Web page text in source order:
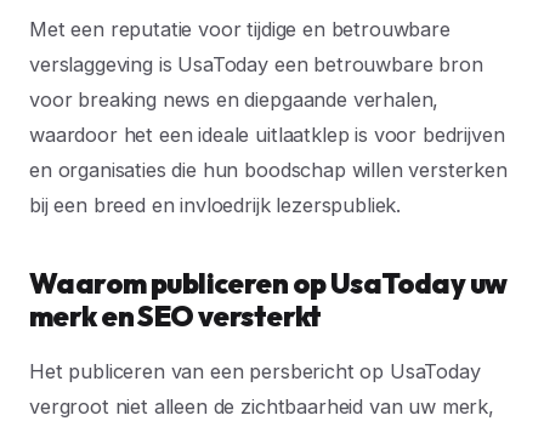
Met een reputatie voor tijdige en betrouwbare
verslaggeving is UsaToday een betrouwbare bron
voor breaking news en diepgaande verhalen,
waardoor het een ideale uitlaatklep is voor bedrijven
en organisaties die hun boodschap willen versterken
bij een breed en invloedrijk lezerspubliek.
Waarom publiceren op UsaToday uw
merk en SEO versterkt
Het publiceren van een persbericht op UsaToday
vergroot niet alleen de zichtbaarheid van uw merk,